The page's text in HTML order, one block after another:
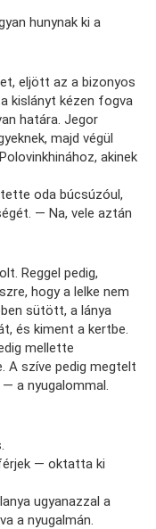
hunynak ki a
eljött az a bizonyos
kislányt kézen fogva
határa. Jegor
majd végül
akinek
oda búcsúzóul,
— Na, vele aztán
Reggel pedig,
hogy a lelke nem
sütött, a lánya
és kiment a kertbe.
mellette
szíve pedig megtelt
a nyugalommal.
— oktatta ki
ugyanazzal a
a nyugalmán.